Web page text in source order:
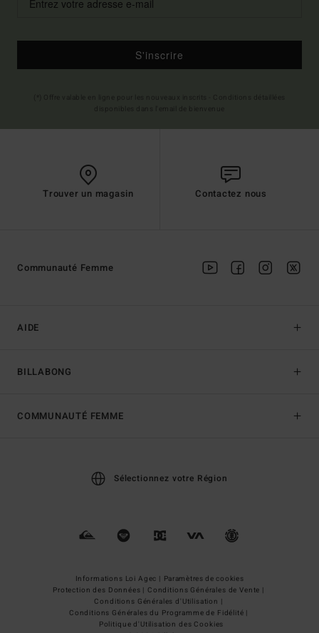
S'inscrire
Trouver un magasin Contactez nous
AIDE
BILLABONG
Communauté Femme
COMMUNAUTÉ FEMME
Sélectionnez votre Région
Informations Loi Agec | Paramètres de cookies
Protection des Données | Conditions Générales de Vente |
Conditions Générales d'Utilisation |
Conditions Générales du Programme de Fidélité |
Politique d'Utilisation des Cookies